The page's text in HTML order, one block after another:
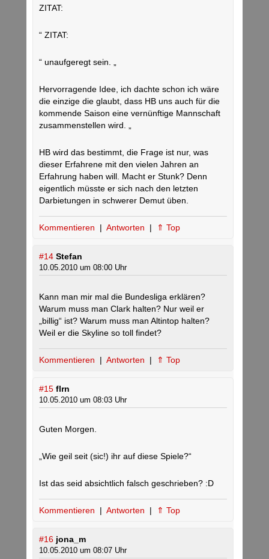
ZITAT:
“ ZITAT:
“ unaufgeregt sein. „
Hervorragende Idee, ich dachte schon ich wäre
die einzige die glaubt, dass HB uns auch für die
kommende Saison eine vernünftige Mannschaft
zusammenstellen wird. „
HB wird das bestimmt, die Frage ist nur, was
dieser Erfahrene mit den vielen Jahren an
Erfahrung haben will. Macht er Stunk? Denn
eigentlich müsste er sich nach den letzten
Darbietungen in schwerer Demut üben.
Kommentieren | Antworten | ⇑ Top
#14 Stefan
10.05.2010 um 08:00 Uhr
Kann man mir mal die Bundesliga erklären?
Warum muss man Clark halten? Nur weil er
„billig“ ist? Warum muss man Altintop halten?
Weil er die Skyline so toll findet?
Kommentieren | Antworten | ⇑ Top
#15 flrn
10.05.2010 um 08:03 Uhr
Guten Morgen.
„Wie geil seit (sic!) ihr auf diese Spiele?“
Ist das seid absichtlich falsch geschrieben? :D
Kommentieren | Antworten | ⇑ Top
#16 jona_m
10.05.2010 um 08:07 Uhr